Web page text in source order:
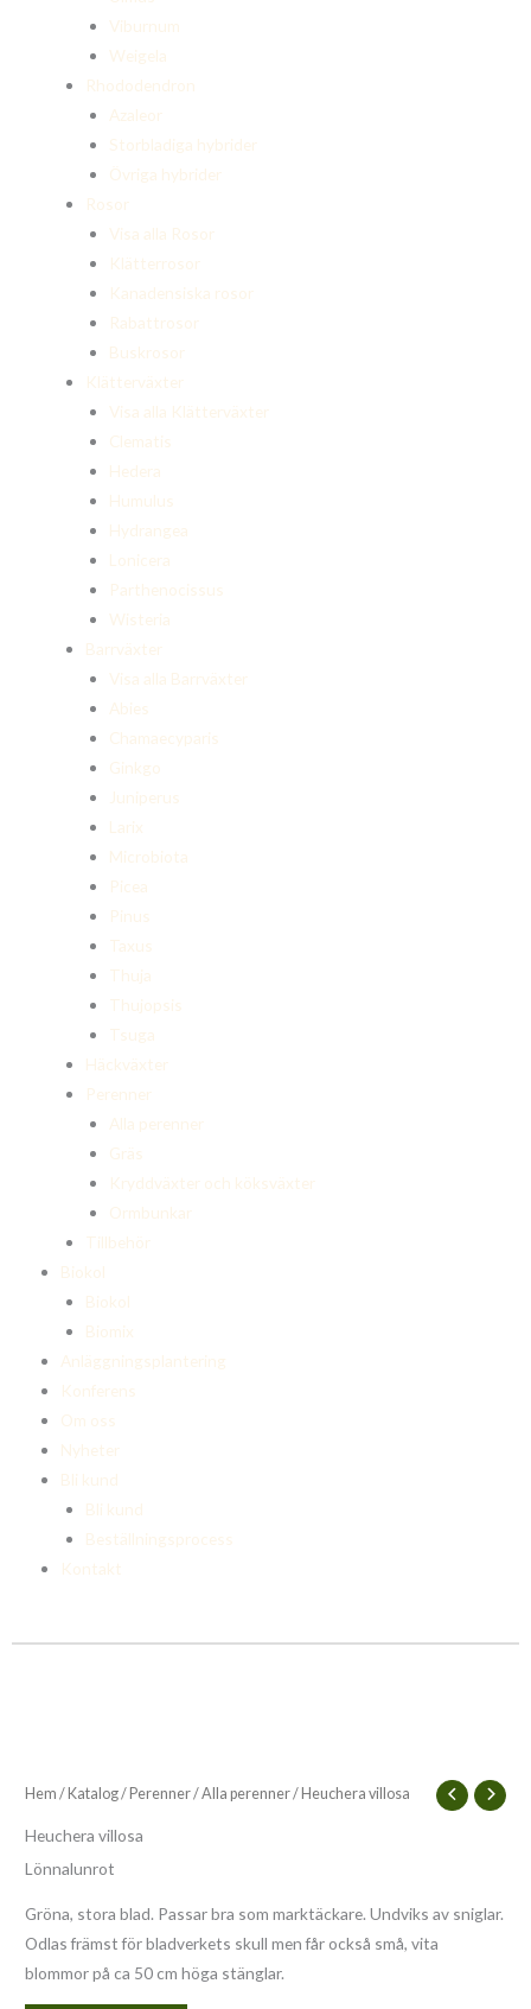
Viburnum
Weigela
Rhododendron
Azaleor
Storbladiga hybrider
Övriga hybrider
Rosor
Visa alla Rosor
Klätterrosor
Kanadensiska rosor
Rabattrosor
Buskrosor
Klätterväxter
Visa alla Klätterväxter
Clematis
Hedera
Humulus
Hydrangea
Lonicera
Parthenocissus
Wisteria
Barrväxter
Visa alla Barrväxter
Abies
Chamaecyparis
Ginkgo
Juniperus
Larix
Microbiota
Picea
Pinus
Taxus
Thuja
Thujopsis
Tsuga
Häckväxter
Perenner
Alla perenner
Gräs
Kryddväxter och köksväxter
Ormbunkar
Tillbehör
Biokol
Biokol
Biomix
Anläggningsplantering
Konferens
Om oss
Nyheter
Bli kund
Bli kund
Beställningsprocess
Kontakt
Hem / Katalog/ Perenner/Alla perenner/ Heuchera villosa
Heuchera villosa
Lönnalunrot
Gröna, stora blad. Passar bra som marktäckare. Undviks av sniglar.
Odlas främst för bladverkets skull men får också små, vita
blommor på ca 50 cm höga stänglar.